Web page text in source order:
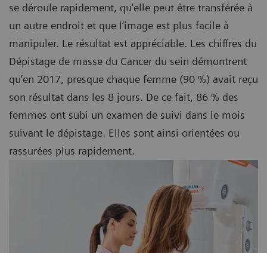
se déroule rapidement, qu’elle peut être transférée à
un autre endroit et que l’image est plus facile à
manipuler. Le résultat est appréciable. Les chiffres du
Dépistage de masse du Cancer du sein démontrent
qu’en 2017, presque chaque femme (90 %) avait reçu
son résultat dans les 8 jours. De ce fait, 86 % des
femmes ont subi un examen de suivi dans le mois
suivant le dépistage. Elles sont ainsi orientées ou
rassurées plus rapidement.